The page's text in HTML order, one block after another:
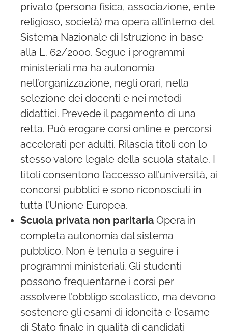
privato (persona fisica, associazione, ente
religioso, società) ma opera all’interno del
Sistema Nazionale di Istruzione in base
alla L. 62/2000. Segue i programmi
ministeriali ma ha autonomia
nell’organizzazione, negli orari, nella
selezione dei docenti e nei metodi
didattici. Prevede il pagamento di una
retta. Può erogare corsi online e percorsi
accelerati per adulti. Rilascia titoli con lo
stesso valore legale della scuola statale. I
titoli consentono l’accesso all’università, ai
concorsi pubblici e sono riconosciuti in
tutta l’Unione Europea.
Scuola privata non paritaria Opera in
completa autonomia dal sistema
pubblico. Non è tenuta a seguire i
programmi ministeriali. Gli studenti
possono frequentarne i corsi per
assolvere l’obbligo scolastico, ma devono
sostenere gli esami di idoneità e l’esame
di Stato finale in qualità di candidati